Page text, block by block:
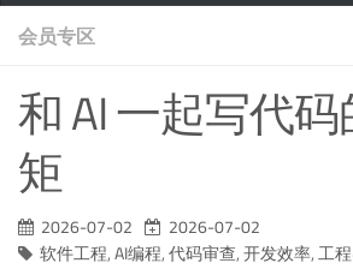
会员专区
和 AI 一起写代
矩
2026-07-02
2026-07-02
软件工程,AI编程,代码审查,开发效率,工